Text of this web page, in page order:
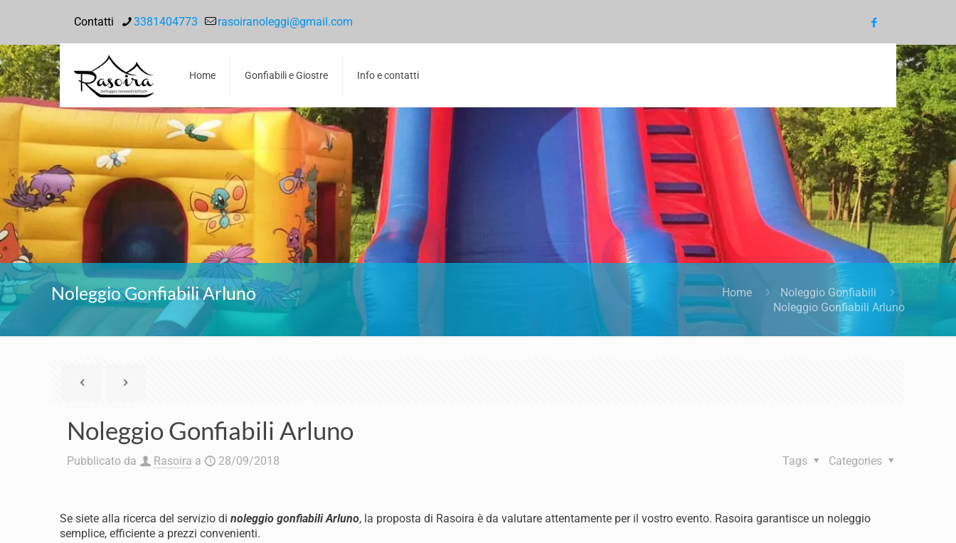
Contatti 3381404773 rasoiranoleggi@gmail.com
Home Gonfiabili e Giostre Info e contatti
Noleggio Gonfiabili Arluno Home
Noleggio Gonfiabili
Noleggio Gonfiabili Arluno
Noleggio Gonfiabili Arluno
Pubblicato da Rasoira a 28/09/2018 Categories
Tags
Se siete alla ricerca del servizio di noleggio gonfiabili Arluno, la proposta di Rasoira è da valutare attentamente per il vostro evento. Rasoira garantisce un noleggio
semplice, efficiente a prezzi convenienti.